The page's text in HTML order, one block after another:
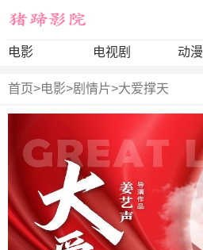
电影 电视剧 动漫
首页>电影>剧情片>大爱撑天